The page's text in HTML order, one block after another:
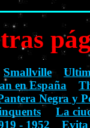
Smallville
en España
Negra y
La
- 1952 Evita